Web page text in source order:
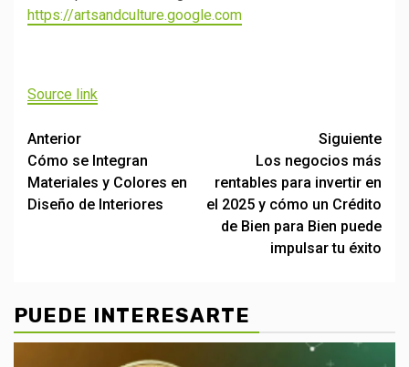
https://artsandculture.google.com
Source link
Post
navigation
Anterior
Cómo se Integran
Materiales y Colores en
Diseño de Interiores
Siguiente
Los negocios más
rentables para invertir en
el 2025 y cómo un Crédito
de Bien para Bien puede
impulsar tu éxito
PUEDE INTERESARTE